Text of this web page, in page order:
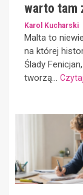
warto tam
Karol Kucharski
Malta to
na której
Ślady
tworzą...